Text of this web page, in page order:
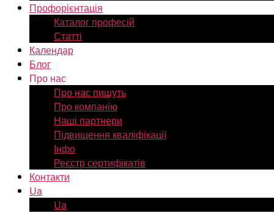
Профорієнтація
Каталог професій
Статті
Календар
Блог
Про нас
Про нас пишуть
Про компанію
Наші партнери
Підвищення кваліфікації
Інфо
Реєстр сертифікатів
Контакти
Ua
Ua